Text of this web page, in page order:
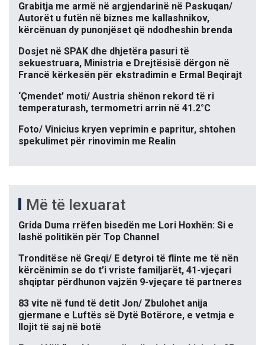
Grabitja me armë në argjendarinë në Paskuqan/
Autorët u futën në biznes me kallashnikov,
kërcënuan dy punonjëset që ndodheshin brenda
Dosjet në SPAK dhe dhjetëra pasuri të
sekuestruara, Ministria e Drejtësisë dërgon në
Francë kërkesën për ekstradimin e Ermal Beqirajt
‘Çmendet’ moti/ Austria shënon rekord të ri
temperaturash, termometri arrin në 41.2°C
Foto/ Vinicius kryen veprimin e papritur, shtohen
spekulimet për rinovimin me Realin
Më të lexuarat
Grida Duma rrëfen bisedën me Lori Hoxhën: Si e
lashë politikën për Top Channel
Tronditëse në Greqi/ E detyroi të flinte me të nën
kërcënimin se do t’i vriste familjarët, 41-vjeçari
shqiptar përdhunon vajzën 9-vjeçare të partneres
83 vite në fund të detit Jon/ Zbulohet anija
gjermane e Luftës së Dytë Botërore, e vetmja e
llojit të saj në botë